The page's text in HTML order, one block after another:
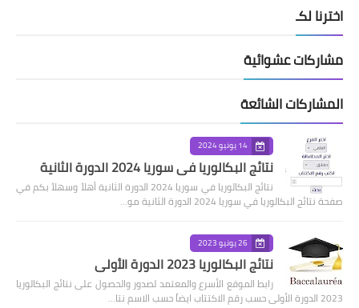
اخترنا لكـ
مشاركات عشوائية
المشاركات الشائعة
14 يونيو 2024
نتائج البكالوريا في سوريا 2024 الدورة الثانية
نتائج البكالوريا في سوريا 2024 الدورة الثانية أهلاً وسهلاً بكم في
صفحة نتائج البكالوريا في سوريا 2024 الدورة الثانية مو…
26 يونيو 2023
نتائج البكالوريا 2023 الدورة الأولى
رابط الموقع الأسرع والمعتمد لصدور والحصول على نتائج البكالوريا
2023 الدورة الأولى حسب رقم الاكتتاب ايضاً حسب الاسم نتا…